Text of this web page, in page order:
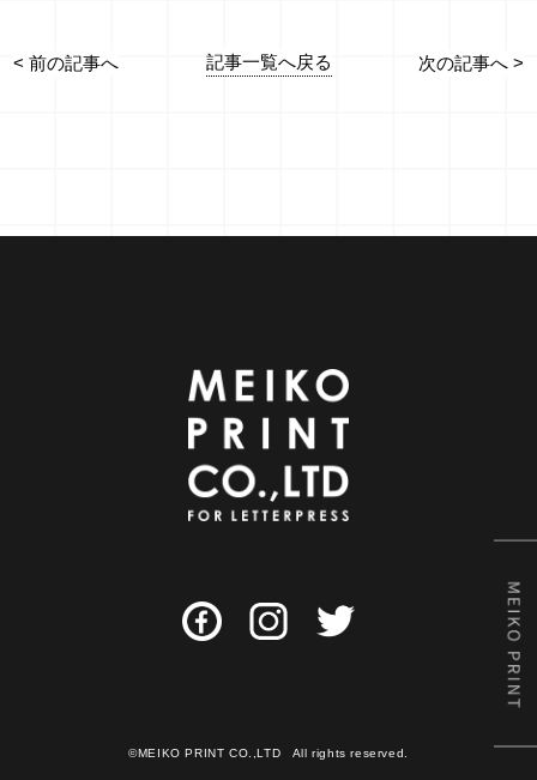
< 前の記事へ 記事一覧へ戻る 次の記事へ >
©MEIKO PRINT CO.,LTD All rights reserved.